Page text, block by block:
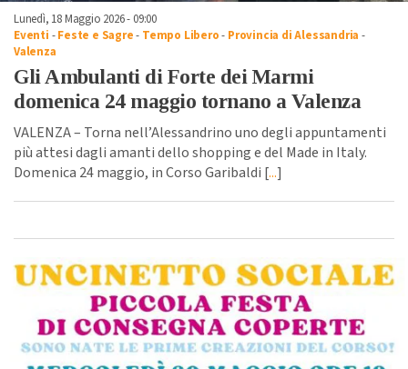
Lunedì, 18 Maggio 2026 - 09:00
Eventi -Feste e Sagre- Tempo Libero- Provincia di Alessandria -
Valenza
Gli Ambulanti di Forte dei Marmi
domenica 24 maggio tornano a Valenza
VALENZA – Torna nell’Alessandrino uno degli appuntamenti
più attesi dagli amanti dello shopping e del Made in Italy.
Domenica 24 maggio, in Corso Garibaldi [...]